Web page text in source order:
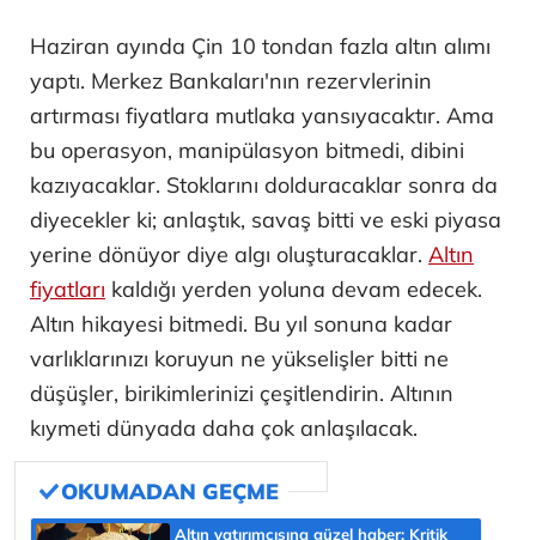
Haziran ayında Çin 10 tondan fazla altın alımı
yaptı. Merkez Bankaları'nın rezervlerinin
artırması fiyatlara mutlaka yansıyacaktır. Ama
bu operasyon, manipülasyon bitmedi, dibini
kazıyacaklar. Stoklarını dolduracaklar sonra da
diyecekler ki; anlaştık, savaş bitti ve eski piyasa
yerine dönüyor diye algı oluşturacaklar. Altın
fiyatları kaldığı yerden yoluna devam edecek.
Altın hikayesi bitmedi. Bu yıl sonuna kadar
varlıklarınızı koruyun ne yükselişler bitti ne
düşüşler, birikimlerinizi çeşitlendirin. Altının
kıymeti dünyada daha çok anlaşılacak.
Altın yatırımcısına güzel haber: Kritik